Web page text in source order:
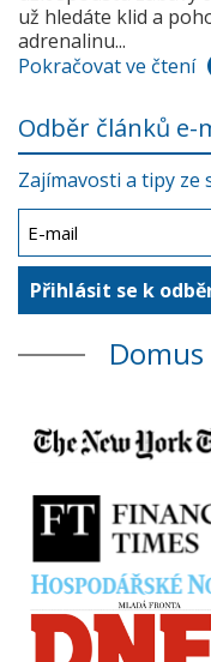
už hledáte klid a
adrenalinu...
Pokračovat ve čtení
Odběr článků e-
Zajímavosti a tipy ze